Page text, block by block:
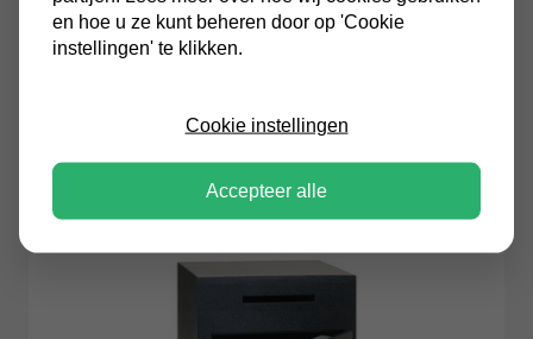
Chubbsafes
Chubbsafes Sigma Deposit UG-40-EL
en hoe u ze kunt beheren door op 'Cookie
instellingen' te klikken.
Cookie instellingen
Accepteer alle